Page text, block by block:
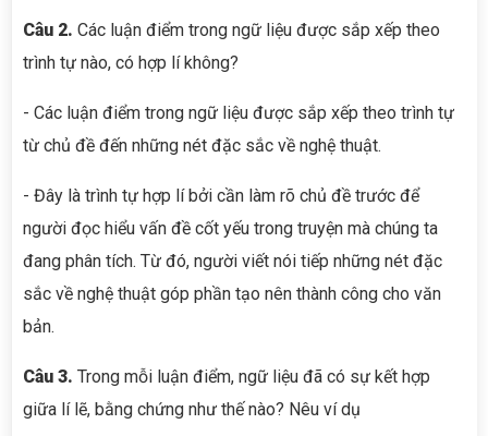
Câu 2. Các luận điểm trong ngữ liệu được sắp xếp theo
trình tự nào, có hợp lí không?
- Các luận điểm trong ngữ liệu được sắp xếp theo trình tự
từ chủ đề đến những nét đặc sắc về nghệ thuật.
- Đây là trình tự hợp lí bởi cần làm rõ chủ đề trước để
người đọc hiểu vấn đề cốt yếu trong truyện mà chúng ta
đang phân tích. Từ đó, người viết nói tiếp những nét đặc
sắc về nghệ thuật góp phần tạo nên thành công cho văn
bản.
Câu 3. Trong mỗi luận điểm, ngữ liệu đã có sự kết hợp
giữa lí lẽ, bằng chứng như thế nào? Nêu ví dụ